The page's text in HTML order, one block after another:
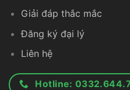
Giải đáp thắc mắc
Đăng ký đại lý
Liên hệ
Hotline: